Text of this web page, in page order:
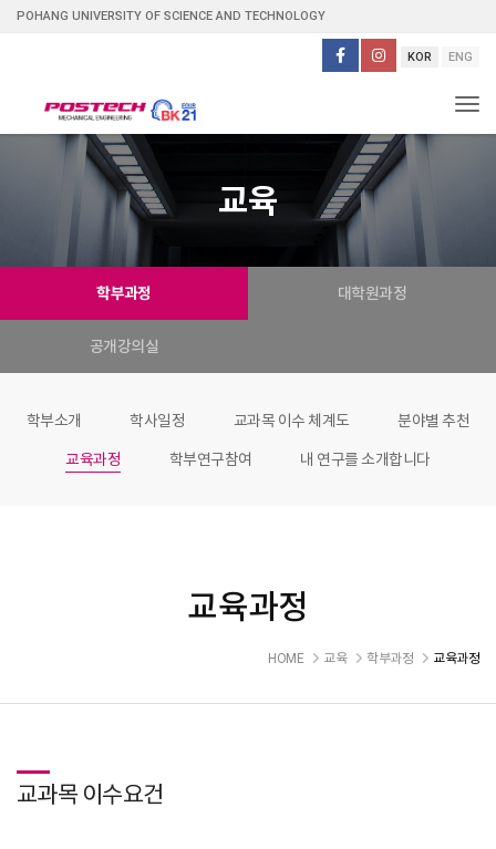
POHANG UNIVERSITY OF SCIENCE AND TECHNOLOGY
KOR ENG
교육
학부과정
학부소개 학사일정 교과목 이수 체계도 분야별 추천
교육과정 학부연구참여 내 연구를 소개합니다
대학원과정
공개강의실
교육과정
HOME 교육 학부과정 교육과정
교과목 이수요건